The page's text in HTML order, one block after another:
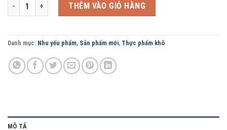
THÊM VÀO GIỎ HÀNG
Danh mục: Nhu yếu phẩm, Sản phẩm mới, Thực phẩm khô
MÔ TẢ